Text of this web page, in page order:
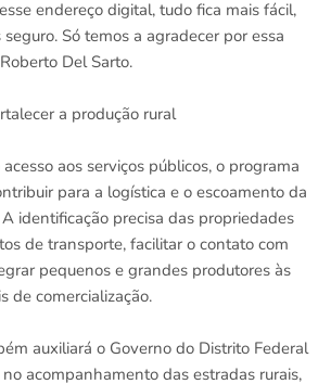
endereço digital, tudo fica mais fácil,
Só temos a agradecer por essa
Del Sarto.
a produção rural
aos serviços públicos, o programa
para a logística e o escoamento da
identificação precisa das propriedades
de transporte, facilitar o contato com
pequenos e grandes produtores às
de comercialização.
auxiliará o Governo do Distrito Federal
acompanhamento das estradas rurais,